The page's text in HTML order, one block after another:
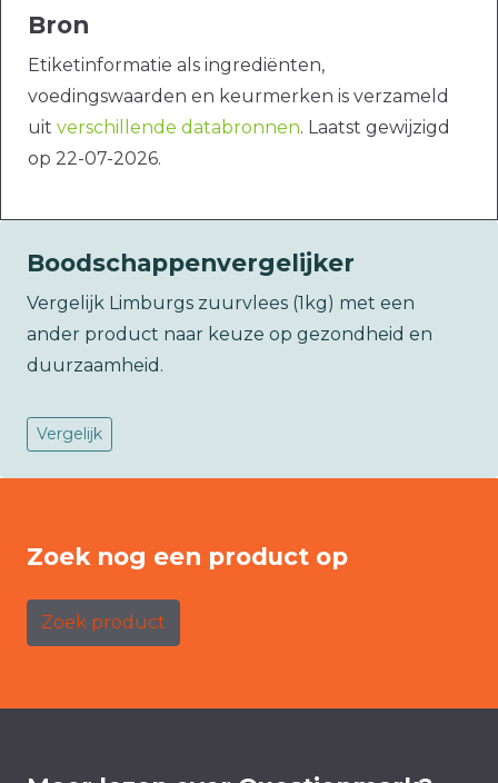
Bron
Etiketinformatie als ingrediënten,
voedingswaarden en keurmerken is verzameld
uit verschillende databronnen. Laatst gewijzigd
op 22-07-2026.
Boodschappenvergelijker
Vergelijk Limburgs zuurvlees (1kg) met een
ander product naar keuze op gezondheid en
duurzaamheid.
Vergelijk
Zoek nog een product op
Zoek product